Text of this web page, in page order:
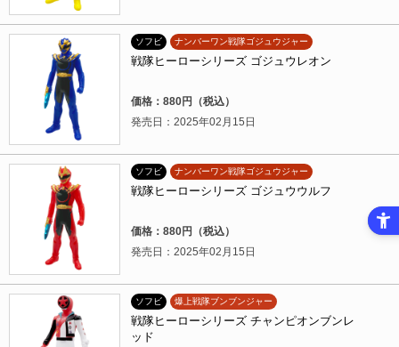
ソフビ ナンバーワン戦隊ゴジュウジャー
戦隊ヒーローシリーズ ゴジュウレオン
価格：880円（税込）
発売日：2025年02月15日
ソフビ ナンバーワン戦隊ゴジュウジャー
戦隊ヒーローシリーズ ゴジュウウルフ
価格：880円（税込）
発売日：2025年02月15日
ソフビ 爆上戦隊ブンブンジャー
戦隊ヒーローシリーズ チャンピオンブンレ
ッド